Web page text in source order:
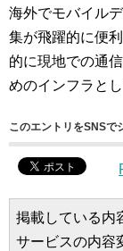
海外でモバイル
集が飛躍的に便
的に現地での通
めのインフラと
このエントリをSNSで
掲載している内
サービスの内容